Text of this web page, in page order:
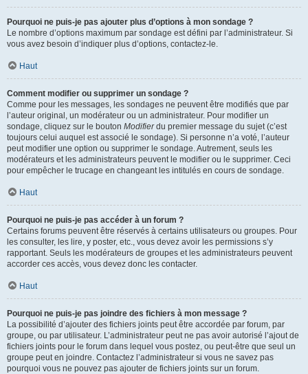
Pourquoi ne puis-je pas ajouter plus d’options à mon sondage ?
Le nombre d’options maximum par sondage est défini par l’administrateur. Si
vous avez besoin d’indiquer plus d’options, contactez-le.
Haut
Comment modifier ou supprimer un sondage ?
Comme pour les messages, les sondages ne peuvent être modifiés que par
l’auteur original, un modérateur ou un administrateur. Pour modifier un
sondage, cliquez sur le bouton Modifierdu premier message du sujet (c’est
toujours celui auquel est associé le sondage). Si personne n’a voté, l’auteur
peut modifier une option ou supprimer le sondage. Autrement, seuls les
modérateurs et les administrateurs peuvent le modifier ou le supprimer. Ceci
pour empêcher le trucage en changeant les intitulés en cours de sondage.
Haut
Pourquoi ne puis-je pas accéder à un forum ?
Certains forums peuvent être réservés à certains utilisateurs ou groupes. Pour
les consulter, les lire, y poster, etc., vous devez avoir les permissions s’y
rapportant. Seuls les modérateurs de groupes et les administrateurs peuvent
accorder ces accès, vous devez donc les contacter.
Haut
Pourquoi ne puis-je pas joindre des fichiers à mon message ?
La possibilité d’ajouter des fichiers joints peut être accordée par forum, par
groupe, ou par utilisateur. L’administrateur peut ne pas avoir autorisé l’ajout de
fichiers joints pour le forum dans lequel vous postez, ou peut-être que seul un
groupe peut en joindre. Contactez l’administrateur si vous ne savez pas
pourquoi vous ne pouvez pas ajouter de fichiers joints sur un forum.